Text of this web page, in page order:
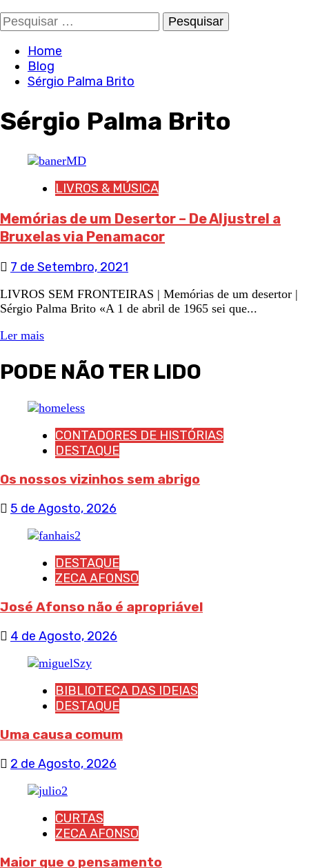
Pesquisar
por:
Home
Blog
Sérgio Palma Brito
Sérgio Palma Brito
LIVROS & MÚSICA
Memórias de um Desertor – De Aljustrel a
Bruxelas via Penamacor
7 de Setembro, 2021
LIVROS SEM FRONTEIRAS | Memórias de um desertor |
Sérgio Palma Brito «A 1 de abril de 1965 sei que...
Ler mais
PODE NÃO TER LIDO
CONTADORES DE HISTÓRIAS
DESTAQUE
Os nossos vizinhos sem abrigo
5 de Agosto, 2026
DESTAQUE
ZECA AFONSO
José Afonso não é apropriável
4 de Agosto, 2026
BIBLIOTECA DAS IDEIAS
DESTAQUE
Uma causa comum
2 de Agosto, 2026
CURTAS
ZECA AFONSO
Maior que o pensamento